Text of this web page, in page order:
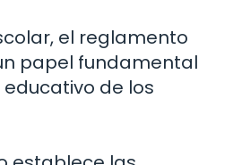
el reglamento
papel fundamental
de los